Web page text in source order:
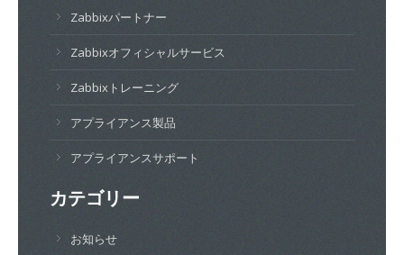
Zabbixパートナー
Zabbixオフィシャルサービス
Zabbixトレーニング
アプライアンス製品
アプライアンスサポート
カテゴリー
お知らせ